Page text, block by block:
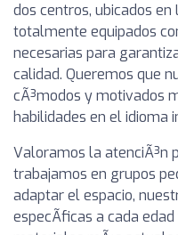
dos centros, ubicados en
totalmente equipados
necesarias para
calidad. Queremos que
cÃ³modos y motivados
habilidades en el idioma
Valoramos la atenciÃ³n
trabajamos en grupos
adaptar el espacio,
especÃ­ficas a cada